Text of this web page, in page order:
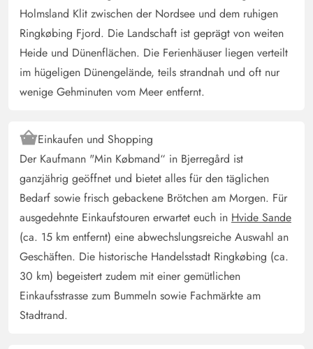
Kleines, gemütliches Haus in unvergleichlich schöner
Lage. Man kann rund um das Haus immer in der Sonne
oder im Schatten sitzen - viele Möglichkeiten. Das Bad
ist wirklich winzig und hat kaum Abstellmöglichkeiten.
Die Waschmaschine ist im Schuppen - wo es leider stark
nach Benzin riecht. So haben wir unsere Schmutzwäsche
Rene Grassmann
Deutschland
5 von 5
5 out of 514/04/2025
Klein aber fein. Die Lage ist sehr schön allein gelegen
und abends konnten wir sogar eine Eule beobachten.
Gæst
Danmark
KI Übersetzt
5 von 5
5 out of 517/03/2025
Holmsland Klit zwischen der Nordsee und dem ruhigen
Ringkøbing Fjord. Die Landschaft ist geprägt von weiten
Heide und Dünenflächen. Die Ferienhäuser liegen verteilt
im hügeligen Dünengelände, teils strandnah und oft nur
wenige Gehminuten vom Meer entfernt.
Einkaufen und Shopping
Der Kaufmann "Min Købmand“ in Bjerregård ist
ganzjährig geöffnet und bietet alles für den täglichen
Bedarf sowie frisch gebackene Brötchen am Morgen. Für
ausgedehnte Einkaufstouren erwartet euch in Hvide Sande
(ca. 15 km entfernt) eine abwechslungsreiche Auswahl an
Geschäften. Die historische Handelsstadt Ringkøbing (ca.
30 km) begeistert zudem mit einer gemütlichen
Einkaufsstrasse zum Bummeln sowie Fachmärkte am
Stadtrand.